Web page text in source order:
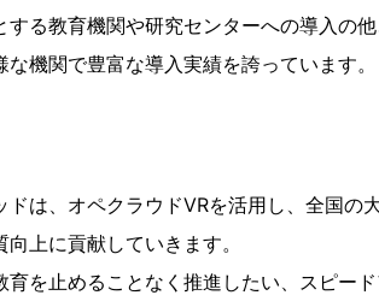
する教育機関や研究センターへの導入の
機関で豊富な導入実績を誇っています。
は、オペクラウドVRを活用し、全国の
上に貢献していきます。
を止めることなく推進したい、スピー